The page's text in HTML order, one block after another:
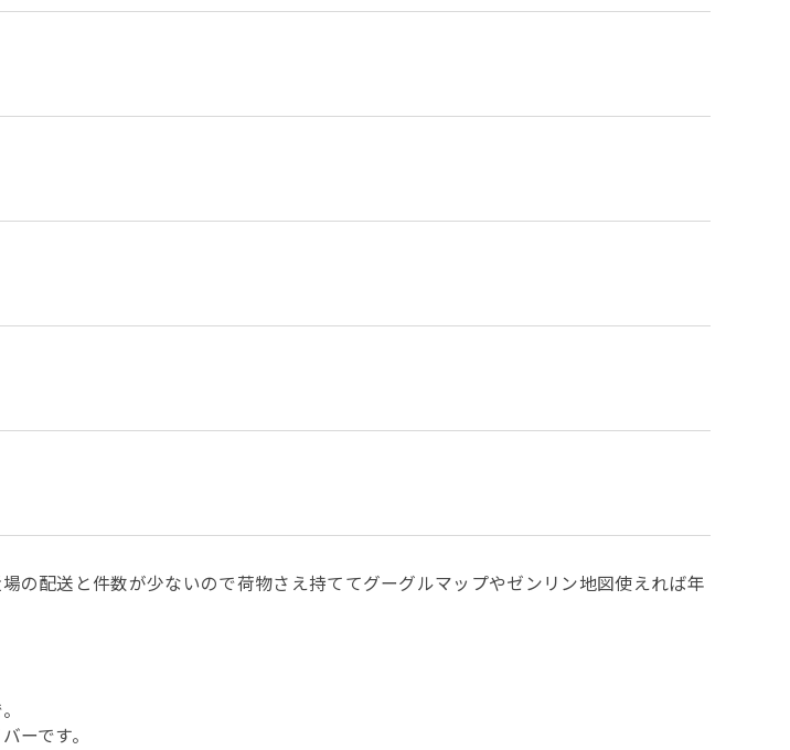
の配送と件数が少ないので荷物さえ持ててグーグルマップやゼンリン地図使えれば年
ーです。